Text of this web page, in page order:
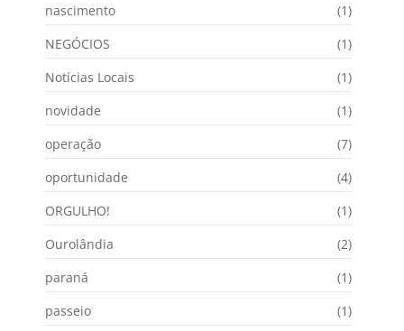
nascimento
(1)
NEGÓCIOS
(1)
Notícias Locais
(1)
novidade
(1)
operação
(7)
oportunidade
(4)
ORGULHO!
(1)
Ourolândia
(2)
paraná
(1)
passeio
(1)